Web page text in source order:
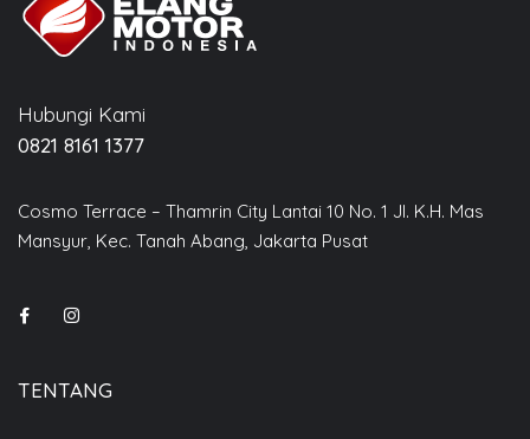
Hubungi Kami
0821 8161 1377
Cosmo Terrace – Thamrin City Lantai 10 No. 1 Jl. K.H. Mas
Mansyur, Kec. Tanah Abang, Jakarta Pusat
TENTANG